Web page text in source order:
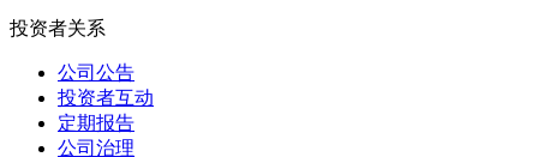
投资者关系
公司公告
投资者互动
定期报告
公司治理